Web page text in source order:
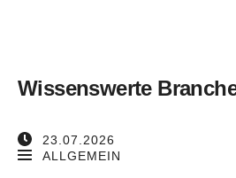
Wissenswerte
23.07.2026
ALLGEMEIN